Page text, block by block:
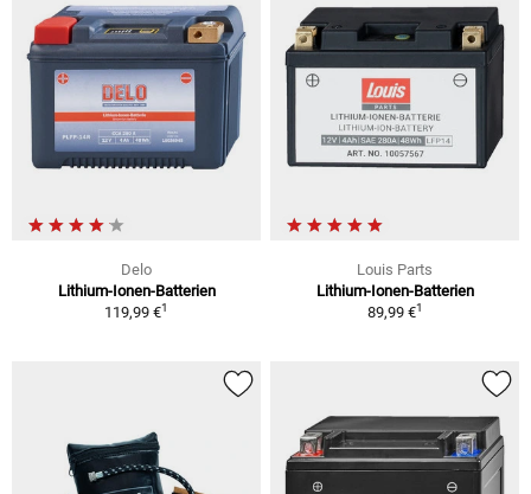
Delo
Lithium-Ionen-Batterien
119,99 €1
Louis Parts
Lithium-Ionen-Batterien
89,99 €1